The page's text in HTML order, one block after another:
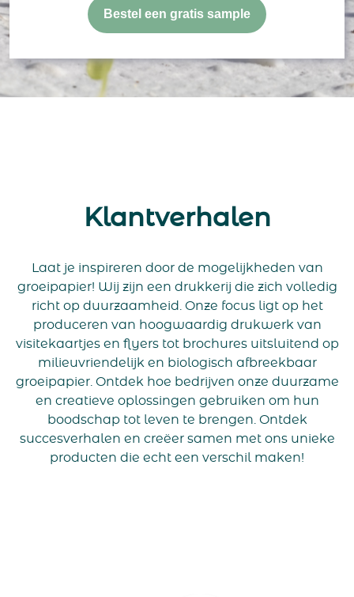
Bestel een gratis sample
Klantverhalen
Laat je inspireren door de mogelijkheden van
groeipapier! Wij zijn een drukkerij die zich volledig
richt op duurzaamheid. Onze focus ligt op het
produceren van hoogwaardig drukwerk van
visitekaartjes en flyers tot brochures uitsluitend op
milieuvriendelijk en biologisch afbreekbaar
groeipapier. Ontdek hoe bedrijven onze duurzame
en creatieve oplossingen gebruiken om hun
boodschap tot leven te brengen. Ontdek
succesverhalen en creëer samen met ons unieke
producten die echt een verschil maken!